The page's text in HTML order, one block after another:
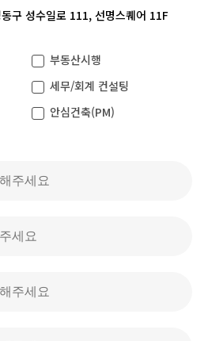
구 성수일로 111, 선명스퀘어 11F
부동산시행
세무/회계 컨설팅
안심건축(PM)